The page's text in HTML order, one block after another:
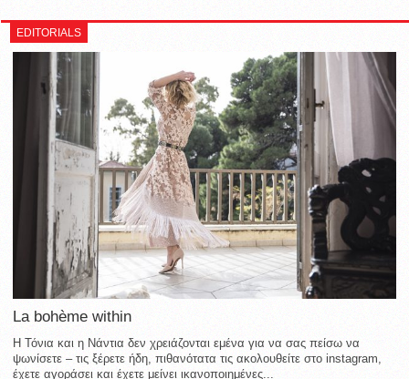
EDITORIALS
La bohème within
Η Τόνια και η Νάντια δεν χρειάζονται εμένα για να σας πείσω να
ψωνίσετε – τις ξέρετε ήδη, πιθανότατα τις ακολουθείτε στο instagram,
έχετε αγοράσει και έχετε μείνει ικανοποιημένες...